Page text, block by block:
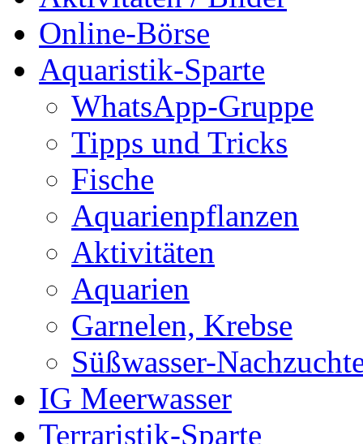
Online-Börse
Aquaristik-Sparte
WhatsApp-Gruppe
Tipps und Tricks
Fische
Aquarienpflanzen
Aktivitäten
Aquarien
Garnelen, Krebse
Süßwasser-
IG Meerwasser
Terraristik-Sparte